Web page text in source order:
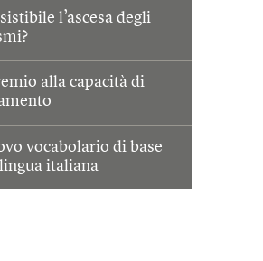
l’ascesa degli
alla capacità di
vocabolario di base
italiana